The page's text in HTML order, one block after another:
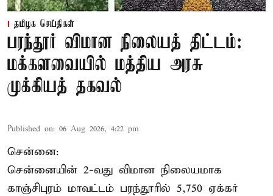
தமிழக செய்திகள்
பரந்தூர் விமான நிலையத் திட்டம்:
மக்களவையில் மத்திய அரசு
முக்கியத் தகவல்
Published on: 06 Aug 2026, 4:22 pm
சென்னை:
சென்னையின் 2-வது விமான நிலையமாக
காஞ்சிபுரம் மாவட்டம் பரந்தூரில் 5,750 ஏக்கர்